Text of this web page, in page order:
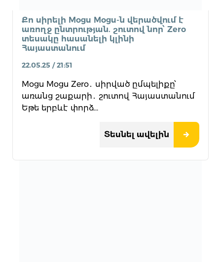
Քո սիրելի Mogu Mogu-ն վերածվում է
առողջ ընտրության. շուտով նոր՝ Zero
տեսակը հասանելի կլինի
Հայաստանում
22.05.25 / 21:51
Mogu Mogu Zero․ սիրված ըմպելիքը՝
առանց շաքարի․ շուտով Հայաստանում
Եթե երբևէ փորձ...
Տեսնել ավելին